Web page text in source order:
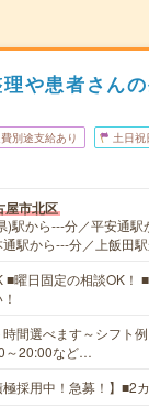
や患者さん
別途支給あり 土日祝
屋市北区
)駅から---分／平安通
駅から---分／上飯田
■曜日固定の相談OK！
間選べます～シフト
～20:00など…
極採用中！急募！】■2